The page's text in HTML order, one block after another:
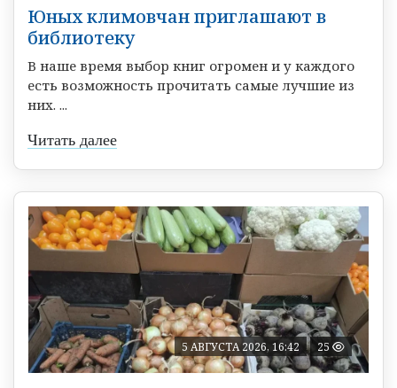
Юных климовчан приглашают в
библиотеку
В наше время выбор книг огромен и у каждого
есть возможность прочитать самые лучшие из
них. ...
Читать далее
5 АВГУСТА 2026, 16:42 25